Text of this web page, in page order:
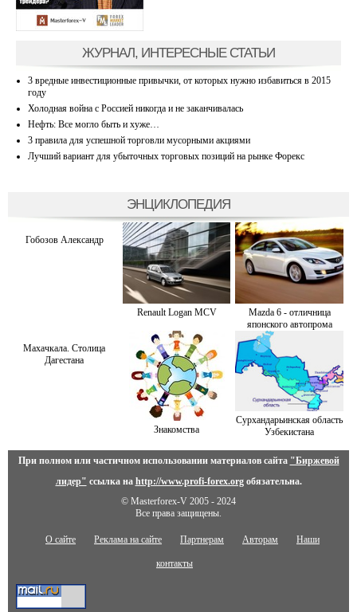
ЖУРНАЛ, ИНТЕРЕСНЫЕ СТАТЬИ
3 вредные инвестиционные привычки, от которых нужно избавиться в 2015
году
Холодная война с Россией никогда и не заканчивалась
Нефть: Все могло быть и хуже…
3 правила для успешной торговли мусорными акциями
Лучший вариант для убыточных торговых позиций на рынке Форекс
ЭНЦИКЛОПЕДИЯ
Гобозов Александр
Renault Logan MCV
Mazda 6 - отличница
японского автопрома
Махачкала. Столица
Дагестана
Знакомства
Сурхандарьинская область
Узбекистана
При полном или частичном использовании материалов сайта "Биржевой
лидер" ссылка на http://www.profi-forex.orgобязательна.
© Masterforex-V 2005 - 2024
Все права защищены.
О сайте Реклама на сайте Партнерам Авторам Наши
контакты